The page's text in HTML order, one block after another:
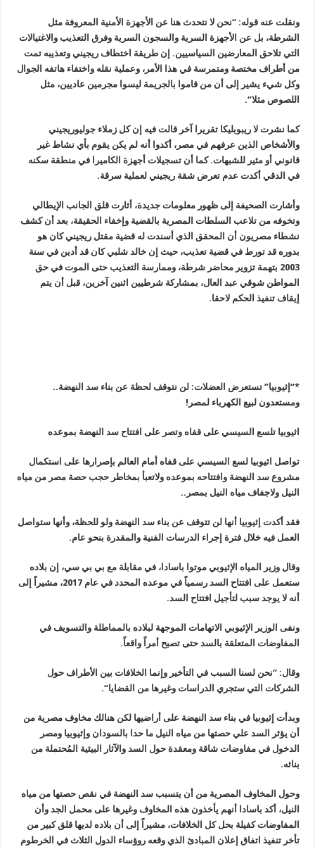
ونقلت عنه قوله: “نحن لا نتحدث هنا عن الأجهزة الأمنية المعروفة مثل
الشرطة، بل عن الأجهزة السرية والسجون السرية وفرق التعذيب والاغتيالات
التي تلاحق المعارضين السياسيين. إن طريقة اختطاف ريجيني وتعذيبه تمت
من أطراف مختصة ومتمرسة في هذا الأمر، وعملية نقله واختفاء هاتفه الجوال
وكل شيء يشير إلى أن من قاموا بالجريمة ليسوا مجرمين عاديين، مثل
اللصوص مثلا“.
كما نشرت لا ريبوبليكا تقريرا آخر قالت فيه إن كل زملاء جوليوريجيني
والأشخاص الذين عرفهم في مصر، أكدوا أنه لم يكن يقوم بأي نشاط غير
قانوني أو مثير للشبهات. كما أن تسجيلات أجهزة الكاميرا في منطقة سكنه
في الدقي أكدت عدم تعرض شقة ريجيني لعملية سرقة.
وأشارت الصحيفة إلى ظهور معلومات جديدة، أثارت قلق الجانب الإيطالي
وتخوفه من تلاعب السلطات المصرية بالقضية وإخفاء الحقيقة، بعد أن كشف
نشطاء مصريون أن المحقق الذي أسندت له قضية مقتل ريجيني كان هو
بدوره قد تورط في قضية تعذيب، حيث إن خالد شلبي كان قد أدين في سنة
2003 بتهمة تزوير محاضر شرطة، وممارسة التعذيب حتى الموت في حق
المواطن شوقي عبد العال، بمشاركة شرطيين اثنين آخرين، قبل أن يتم
إيقاف تنفيذ الحكم لاحقا.
*
“إثيوبيا” تستعرض العضلات: لن نتوقف لحظة عن بناء سد النهضة..
ومستعدون لبيع الكهرباء لمصر !
اثيوبيا تلسع السيسي على قفاه وتصر على افتتاح سد النهضة بموعده
تواصل اثيوبيا لسع السيسي على قفاه أمام العالم بإصرارها على استكمال
مشروع سد النهضة وافتتاحه بموعده ولاتعبأ بمخاطر حجب حصة مصر من مياه
النيل ولاجفاف مياه النيل بمصر ..
فقدأكدت إثيوبيا أنها لن تتوقف عن بناء سد النهضة ولو للحظة، وأنها ستواصل
العمل فيه خلال فترة إجراء الدرسات الفنية والمقدرة بنحو عام.
وقال وزير المياه الإثيوبي موتوا باسادا، في مقابلة مع بي بي سي، إن بلاده
ستعمل على افتتاح السد رسمياً في موعده المحدد في عام2017، مشيراً إلى
أنه لا يوجد سبب لتأجيل افتتاح السد.
ونفى الوزير الإثيوبي الاتهامات الموجهة لبلاده بالمماطلة والتسويف في
المفاوضات المتعلقة بالسد حتى تصبح أمراً واقعاً.
وقال: “نحن لسنا السبب في التأخير وإنما الخلافات بين الأطراف حول
الشركات التي ستجري الدراسات وغيرها من القضايا“.
وبدأت إثيوبيا في بناء سد النهضة على أراضيها لكن هنالك مخاوف مصرية من
أن يؤثر السد علي حصتها من مياه النيل ما حدا بالسودان وإثيوبيا ومصر
الدخول في مفاوضات شاقة ومعقدة حول السد والآثار البيئية المُحتملة من
بنائه.
وحول المخاوف المصرية من أن يتسبب سد النهضة في نقص حصتها من مياه
النيل، أكد باسادا أنهم يأخذون هذه المخاوف وغيرها على محمل الجد وأن
المفاوضات كفيلة بحل كل الخلافات، مشيراً إلى أن بلاده لديها قلق كبير من
تأخر تنفيذ اتفاق إعلان المبادئ الذي وقعه روؤساء الدول الثلاث في الخرطوم